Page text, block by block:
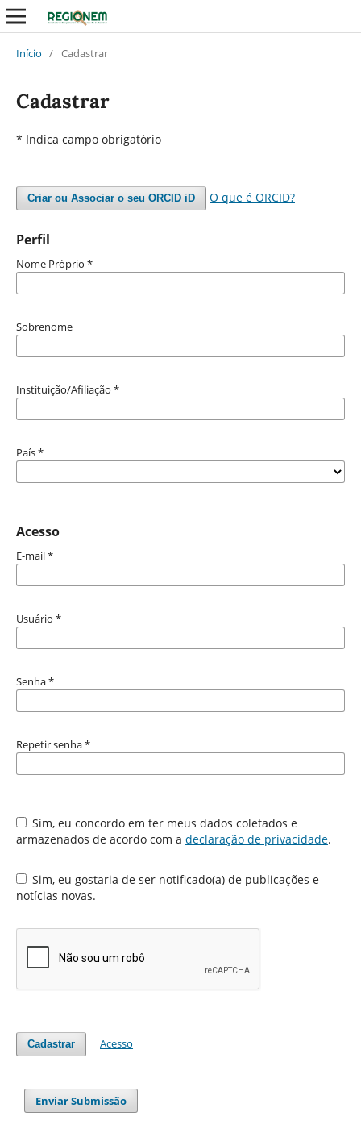
Início / Cadastrar
Cadastrar
* Indica campo obrigatório
Criar ou Associar o seu ORCID iD O que é ORCID?
Perfil
Nome Próprio *
Sobrenome
Instituição/Afiliação *
País*
Acesso
E-mail*
Usuário *
Senha*
Repetir senha*
Sim, eu concordo em ter meus dados coletados e
armazenados de acordo com a declaração de privacidade.
Sim, eu gostaria de ser notificado(a) de publicações e
notícias novas.
Cadastrar Acesso
Enviar Submissão